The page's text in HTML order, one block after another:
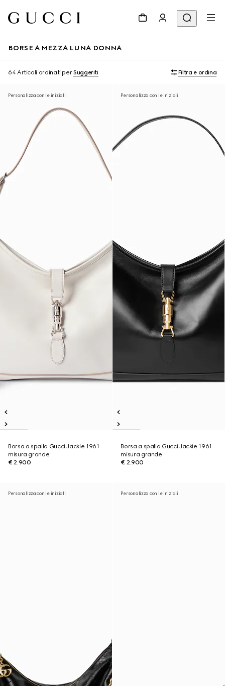
BORSE A MEZZA LUNA DONNA
64 Articoli ordinati perSuggeriti Filtra e ordina
Personalizza con le iniziali
Borsa a spalla Gucci Jackie 1961
misura grande
€ 2.900
Personalizza con le iniziali
Borsa a spalla Gucci Jackie 1961
misura grande
€ 2.900
Personalizza con le iniziali Personalizza con le iniziali